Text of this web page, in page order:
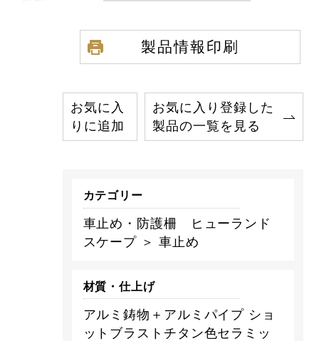
製品情報印刷
お気に入
りに追加
お気に入り登録した
製品の一覧を見る
カテゴリー
車止め・防護柵 ヒューランド
スケープ ＞ 車止め
材質・仕上げ
アルミ鋳物＋アルミパイプ ショ
ットブラストチタン色セラミッ